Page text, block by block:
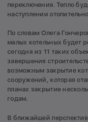
переключения. Тепло
наступлении
По словам Олега
малых котельных будет
сегодня из 11 таких
завершения
возможным закрытие
сооружений, которая
планах закрытие
годам.
В ближайшей